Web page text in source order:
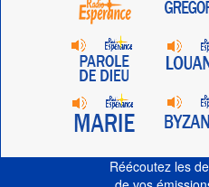
Réécoutez les